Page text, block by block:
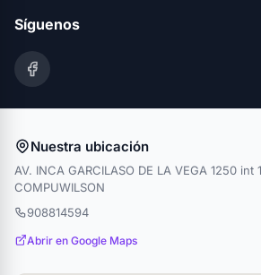
Síguenos
Nuestra ubicación
AV. INCA GARCILASO DE LA VEGA 1250 int
COMPUWILSON
908814594
Abrir en Google Maps